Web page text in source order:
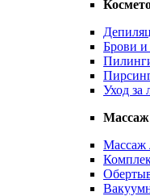
Брови
Уход за
Массаж
Массаж